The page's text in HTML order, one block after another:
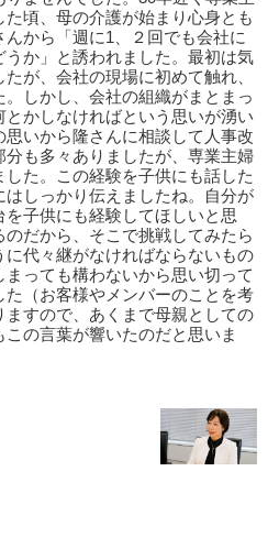
頃、母の介護が始まり心身とも
から「週に1、２回でも会社に
か」と誘われました。最初は気
が、会社の現場に初めて触れ、
しかし、会社の組織がまとまっ
かしなければという思いが湧い
いから隆さんに相談して人事改
も多々ありましたが、専業主婦
た。この経験を子供にも話した
しっかり伝えましたね。自分が
子供にも経験してほしいと思
だから、そこで挑戦してみたら
に代々継がなければならないもの
っても構わないから思い切って
（お客様やメンバーのことを考
ますので、あくまで母親としての
の言葉が響いたのだと思いま